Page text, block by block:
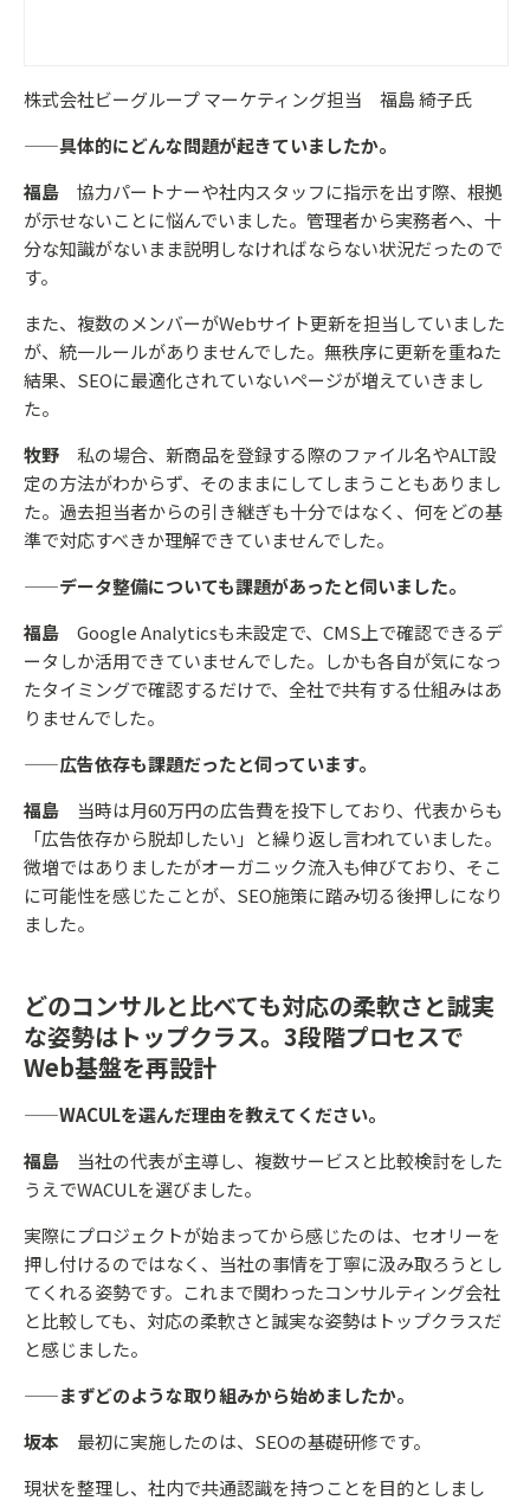
株式会社ビーグループ マーケティング担当 福島 綺子氏
——具体的にどんな問題が起きていましたか。
福島 協力パートナーや社内スタッフに指示を出す際、根拠
が示せないことに悩んでいました。管理者から実務者へ、十
分な知識がないまま説明しなければならない状況だったので
す。
また、複数のメンバーがWebサイト更新を担当していました
が、統一ルールがありませんでした。無秩序に更新を重ねた
結果、SEOに最適化されていないページが増えていきまし
た。
牧野 私の場合、新商品を登録する際のファイル名やALT設
定の方法がわからず、そのままにしてしまうこともありまし
た。過去担当者からの引き継ぎも十分ではなく、何をどの基
準で対応すべきか理解できていませんでした。
——データ整備についても課題があったと伺いました。
福島 Google Analyticsも未設定で、CMS上で確認できるデ
ータしか活用できていませんでした。しかも各自が気になっ
たタイミングで確認するだけで、全社で共有する仕組みはあ
りませんでした。
——広告依存も課題だったと伺っています。
福島 当時は月60万円の広告費を投下しており、代表からも
「広告依存から脱却したい」と繰り返し言われていました。
微増ではありましたがオーガニック流入も伸びており、そこ
に可能性を感じたことが、SEO施策に踏み切る後押しになり
ました。
どのコンサルと比べても対応の柔軟さと誠実
な姿勢はトップクラス。3段階プロセスで
Web基盤を再設計
——WACULを選んだ理由を教えてください。
福島 当社の代表が主導し、複数サービスと比較検討をした
うえでWACULを選びました。
実際にプロジェクトが始まってから感じたのは、セオリーを
押し付けるのではなく、当社の事情を丁寧に汲み取ろうとし
てくれる姿勢です。これまで関わったコンサルティング会社
と比較しても、対応の柔軟さと誠実な姿勢はトップクラスだ
と感じました。
——まずどのような取り組みから始めましたか。
坂本 最初に実施したのは、SEOの基礎研修です。
現状を整理し、社内で共通認識を持つことを目的としまし